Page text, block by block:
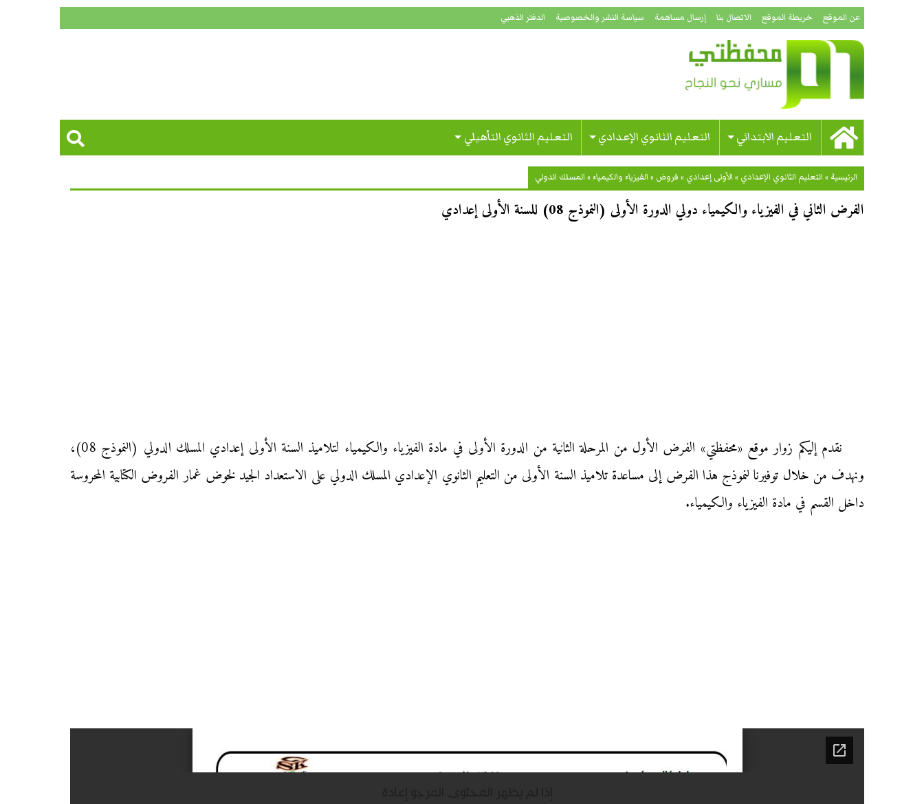
عن الموقع خريطة الموقع الاتصال بنا إرسال مساهمة سياسة النشر والخصوصية الدفتر الذهبي
التعليم الابتدائي التعليم الثانوي الإعدادي التعليم الثانوي التأهيلي
الرئيسية »التعليم الثانوي الإعدادي »الأولى إعدادي » فروض »الفيزياء والكيمياء »المسلك الدولي
الفرض الثاني في الفيزياء والكيمياء دولي الدورة الأولى (النموذج 08) للسنة الأولى إعدادي
نقدم إليكم زوار موقع «محفظتي» الفرض الأول من المرحلة الثانية من الدورة الأولى في مادة الفيزياء والكيمياء لتلاميذ السنة الأولى إعدادي المسلك الدولي (النموذج 08)،
ونهدف من خلال توفيرنا لنموذج هذا الفرض إلى مساعدة تلاميذ السنة الأولى من التعليم الثانوي الإعدادي المسلك الدولي على الاستعداد الجيد لخوض غمار الفروض الكتابية المحروسة
داخل القسم في مادة الفيزياء والكيمياء.